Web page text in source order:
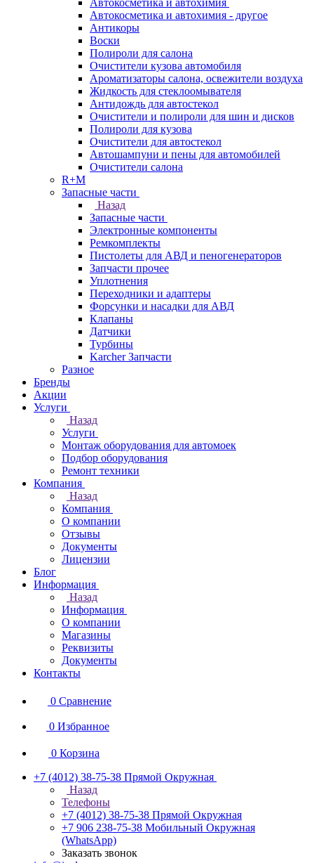
Автокосметика и автохимия
Автокосметика и автохимия - другое
Антикоры
Воски
Полироли для салона
Очистители кузова автомобиля
Ароматизаторы салона, освежители воздуха
Жидкость для стеклоомывателя
Антидождь для автостекол
Очистители и полироли для шин и дисков
Полироли для кузова
Очистители для автостекол
Автошампуни и пены для автомобилей
Очистители салона
R+M
Запасные части
Назад
Запасные части
Электронные компоненты
Ремкомплекты
Пистолеты для АВД и пеногенераторов
Запчасти прочее
Уплотнения
Переходники и адаптеры
Форсунки и насадки для АВД
Клапаны
Датчики
Турбины
Karcher Запчасти
Разное
Бренды
Акции
Услуги
Назад
Услуги
Монтаж оборудования для автомоек
Подбор оборудования
Ремонт техники
Компания
Назад
Компания
О компании
Отзывы
Документы
Лицензии
Блог
Информация
Назад
Информация
О компании
Магазины
Реквизиты
Документы
Контакты
0 Сравнение
0 Избранное
0 Корзина
+7 (4012) 38-75-38 Прямой Окружная
Назад
Телефоны
+7 (4012) 38-75-38 Прямой Окружная
+7 906 238-75-38 Мобильный Окружная
(WhatsApp)
Заказать звонок